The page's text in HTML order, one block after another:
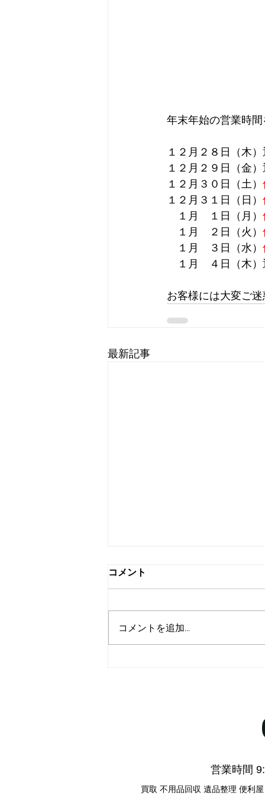
年末年始の営業時
１２月２８日（木
１２月２９日（金
１２月３０日（土）
１２月３１日（日）
１月　１日（月）
１月　２日（火）
１月　３日（水）
１月　４日（木）
お客様には大変ご
最新記事
年末年始大掃除のお手伝い
今年もあと残す所1か月半となり
す。 掃除、片付けの際、いらな
くなった物、処理に困ってしまう
し、買取引き取りが出来なかった
ものでも適正な価格で迅速に回収
買取回収はリサイクルミック
コメント
コメントを追加…
営業時間
買取 不用品回収 遺品整理 便利